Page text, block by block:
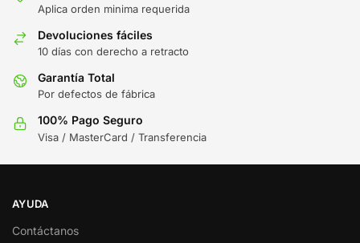
Aplica orden minima requerida
Devoluciones fáciles
10 días con derecho a retracto
Garantía Total
Por defectos de fábrica
100% Pago Seguro
Visa / MasterCard / Transferencia
AYUDA
Contáctanos